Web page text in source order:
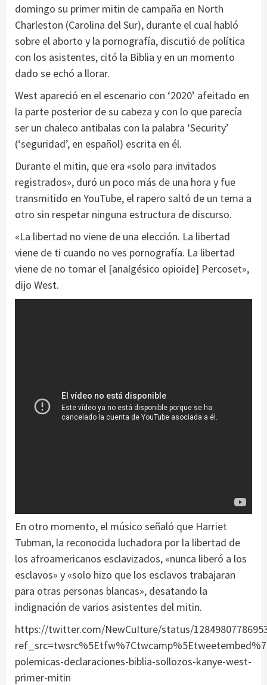
domingo su primer mitin de campaña en North
Charleston (Carolina del Sur), durante el cual habló
sobre el aborto y la pornografía, discutió de política
con los asistentes, citó la Biblia y en un momento
dado se echó a llorar.
West apareció en el escenario con ‘2020’ afeitado en
la parte posterior de su cabeza y con lo que parecía
ser un chaleco antibalas con la palabra ‘Security’
(‘seguridad’, en español) escrita en él.
Durante el mitin, que era «solo para invitados
registrados», duró un poco más de una hora y fue
transmitido en YouTube, el rapero saltó de un tema a
otro sin respetar ninguna estructura de discurso.
«La libertad no viene de una elección. La libertad
viene de ti cuando no ves pornografía. La libertad
viene de no tomar el [analgésico opioide] Percoset»,
dijo West.
En otro momento, el músico señaló que Harriet
Tubman, la reconocida luchadora por la libertad de
los afroamericanos esclavizados, «nunca liberó a los
esclavos» y «solo hizo que los esclavos trabajaran
para otras personas blancas», desatando la
indignación de varios asistentes del mitin.
https://twitter.com/NewCuIture/status/
polemicas-declaraciones-biblia-sollozos-kanye-west-
primer-mitin